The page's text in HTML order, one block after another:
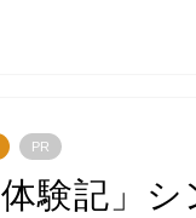
PR
体験記」